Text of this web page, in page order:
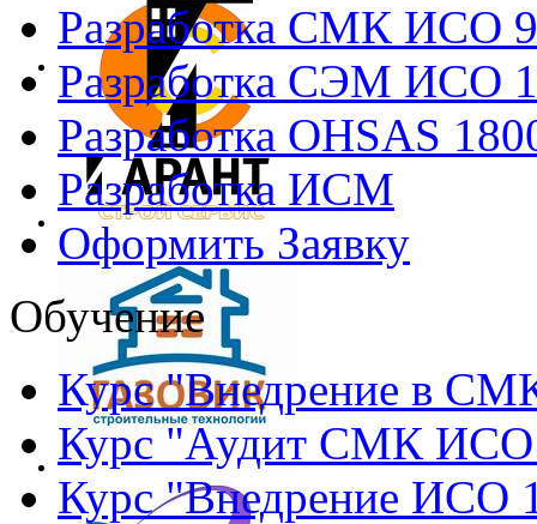
Разработка СМК ИСО
Разработка СЭМ ИСО
Разработка OHSAS
Разработка ИСМ
Оформить Заявку
Обучение
Курс "Внедрение в
Курс "Аудит СМК ИСО
Курс "Внедрение ИСО